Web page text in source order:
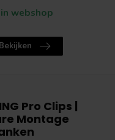
webshop
Bekijken
Pro Clips |
Montage